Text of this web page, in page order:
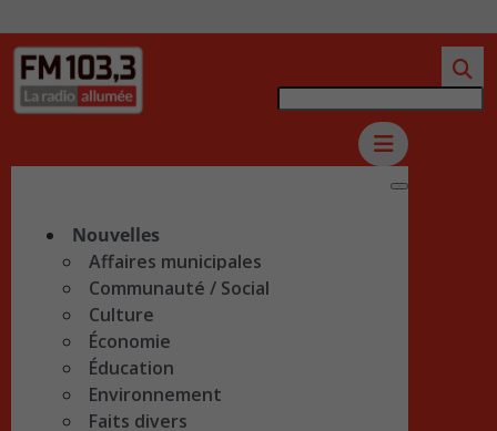
Nouvelles
Affaires municipales
Communauté / Social
Culture
Économie
Éducation
Environnement
Faits divers